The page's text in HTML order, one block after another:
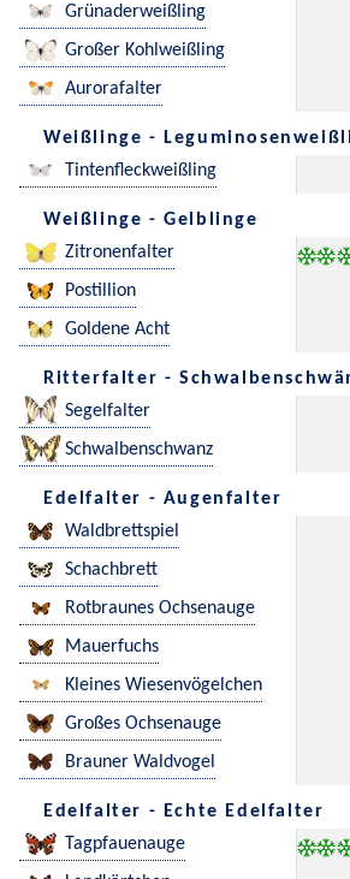
Grünaderweißling
Großer Kohlweißling
Aurorafalter
Weißlinge -
Tintenfleckweißling
Weißlinge - Gelblinge
Zitronenfalter
Postillion
Goldene Acht
Ritterfalter -
Segelfalter
Schwalbenschwanz
Edelfalter - Augenfalter
Waldbrettspiel
Schachbrett
Rotbraunes Ochsenauge
Mauerfuchs
Kleines Wiesenvögelchen
Großes Ochsenauge
Brauner Waldvogel
Edelfalter - Echte Edelfalter
Tagpfauenauge